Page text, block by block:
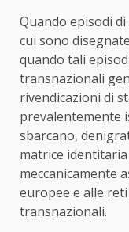
Quando episodi
cui sono
quando tali
transnazionali
rivendicazioni di
prevalentemente
sbarcano,
matrice
meccanicamente
europee e alle
transnazionali.